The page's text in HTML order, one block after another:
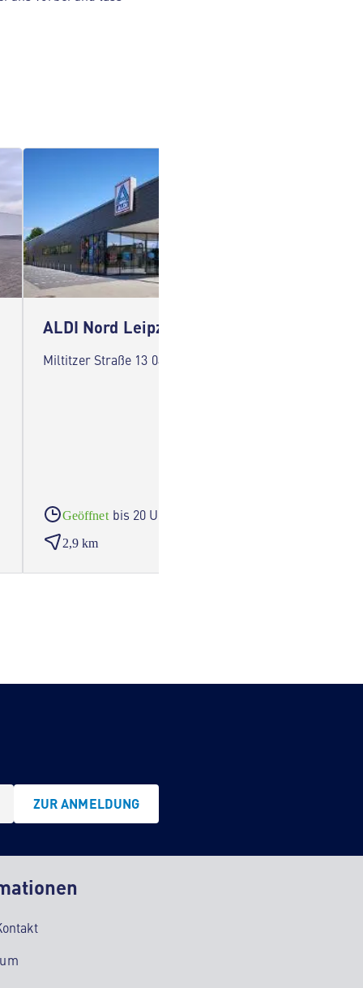
ALDI Nord Leipzig
Miltitzer Straße 13 04178 Leipzig
Geöffnet bis 20 Uhr
2,9 km
ZUR ANMELDUNG